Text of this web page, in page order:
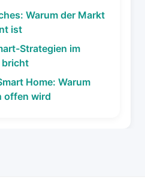
Warum der Markt
ist
Strategien im
bricht
Home: Warum
offen wird